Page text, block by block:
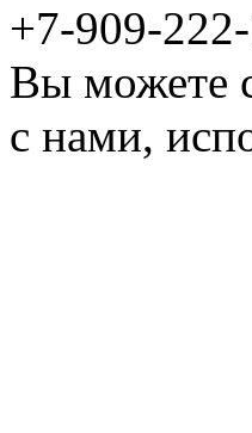
+7-909-
Вы можете
с нами,